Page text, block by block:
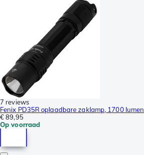
7 reviews
Fenix PD35R oplaadbare zaklamp, 1700 lumen
€ 89,95
Op voorraad